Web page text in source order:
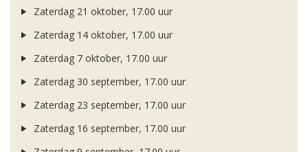
Zaterdag 21 oktober, 17.00 uur
Zaterdag 14 oktober, 17.00 uur
Zaterdag 7 oktober, 17.00 uur
Zaterdag 30 september, 17.00 uur
Zaterdag 23 september, 17.00 uur
Zaterdag 16 september, 17.00 uur